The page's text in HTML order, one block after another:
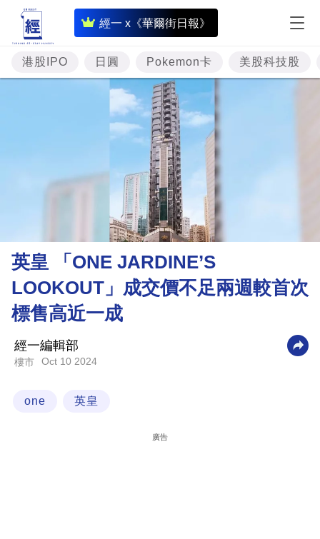
經一 x《華爾街日報》
即
時
財
經
理
財
商
業
技
場
港股IPO 日圓 Pokemon卡 美股科技股
英皇 「ONE JARDINE’S
LOOKOUT」成交價不足兩週較首次
標售高近一成
經一編輯部
樓市 Oct 10 2024
one 英皇
廣告